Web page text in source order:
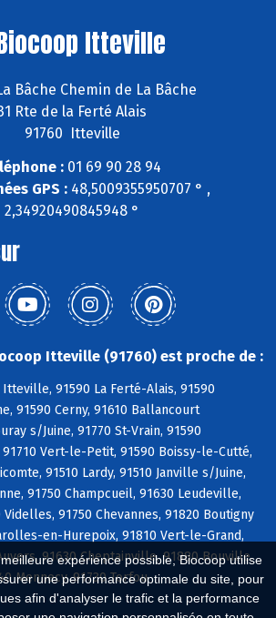
expérience possible, Biocoop utilise
une performance optimale du site, pour
afin d'analyser le trafic et la performance
Itteville
Bâche Chemin de La Bâche
Rte de la Ferté Alais
91760 Itteville
: 01 69 90 28 94
GPS :48,5009355950707 ° ,
2,34920490845948 °
Itteville (91760) est proche de :
91590 La Ferté-Alais, 91590
91590 Cerny, 91610 Ballancourt
s/Juine, 91770 St-Vrain, 91590
Vert-le-Petit, 91590 Boissy-le-Cutté,
91510 Lardy, 91510 Janville s/Juine,
91750 Champcueil, 91630 Leudeville,
91750 Chevannes, 91820 Boutigny
en-Hurepoix, 91810 Vert-le-Grand,
91630 Cheptainville, 91880 Bouville,
Mennecy, 91730 Torfou